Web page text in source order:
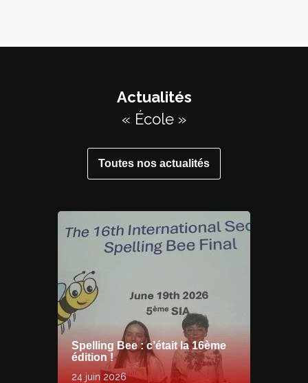
Actualités
« École »
Toutes nos actualités
Spelling Bee : c’était la 16ème
édition !
24 juin 2026